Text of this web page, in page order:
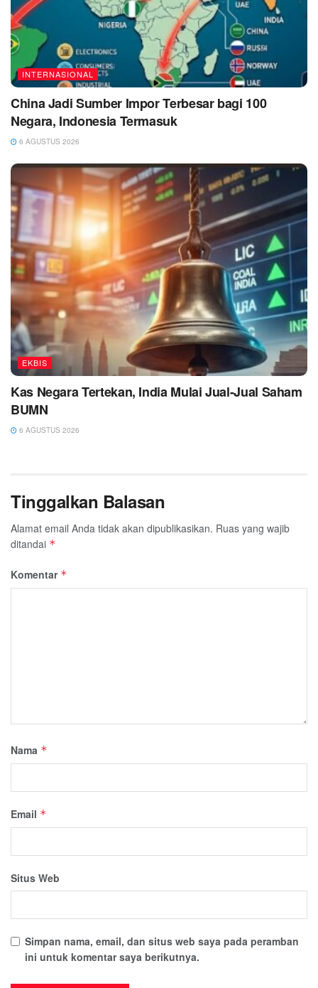
INTERNASIONAL
China Jadi Sumber Impor Terbesar bagi 100
Negara, Indonesia Termasuk
6 AGUSTUS 2026
EKBIS
Kas Negara Tertekan, India Mulai Jual-Jual Saham
BUMN
6 AGUSTUS 2026
Tinggalkan Balasan
Alamat email Anda tidak akan dipublikasikan. Ruas yang wajib
ditandai *
Komentar *
Nama *
Email *
Situs Web
Simpan nama, email, dan situs web saya pada peramban
ini untuk komentar saya berikutnya.